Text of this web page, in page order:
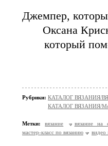
Джемпер,
Оксана
который
Рубрики: КАТАЛОГ ВЯЗАНИЯ/
КАТАЛОГ ВЯЗАНИЯ/
Метки: вязание
вязание на
мастер-класс по вязанию
видео